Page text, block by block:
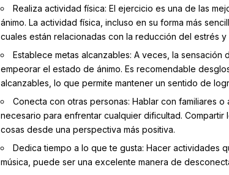
Realiza actividad física: El ejercicio es una de las
ánimo. La actividad física, incluso en su forma más
cuales están relacionadas con la reducción del estrés y
Establece metas alcanzables: A veces, la
empeorar el estado de ánimo. Es recomendable
alcanzables, lo que permite mantener un sentido de
Conecta con otras personas: Hablar con familiares
necesario para enfrentar cualquier dificultad.
cosas desde una perspectiva más positiva.
Dedica tiempo a lo que te gusta: Hacer actividades
música, puede ser una excelente manera de